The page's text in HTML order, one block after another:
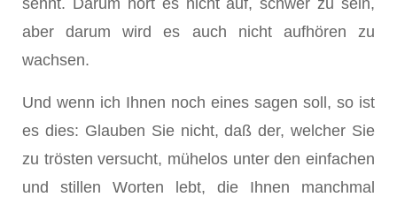
sehnt. Darum hört es nicht auf, schwer zu sein,
aber darum wird es auch nicht aufhören zu
wachsen.
Und wenn ich Ihnen noch eines sagen soll, so ist
es dies: Glauben Sie nicht, daß der, welcher Sie
zu trösten versucht, mühelos unter den einfachen
und stillen Worten lebt, die Ihnen manchmal